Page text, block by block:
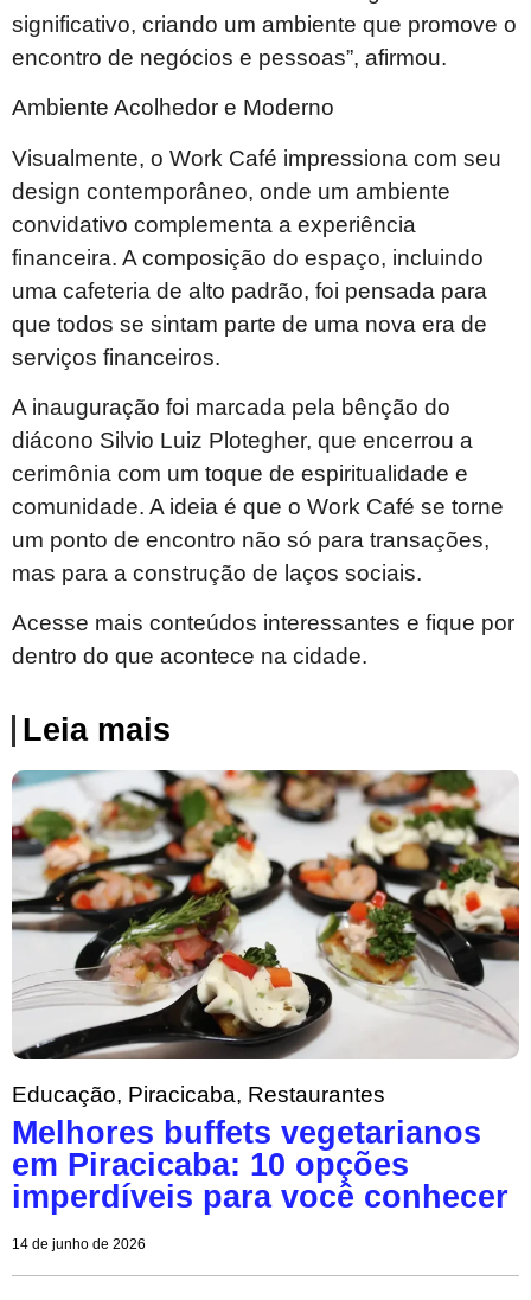
significativo, criando um ambiente que promove o
encontro de negócios e pessoas”, afirmou.
Ambiente Acolhedor e Moderno
Visualmente, o Work Café impressiona com seu
design contemporâneo, onde um ambiente
convidativo complementa a experiência
financeira. A composição do espaço, incluindo
uma cafeteria de alto padrão, foi pensada para
que todos se sintam parte de uma nova era de
serviços financeiros.
A inauguração foi marcada pela bênção do
diácono Silvio Luiz Plotegher, que encerrou a
cerimônia com um toque de espiritualidade e
comunidade. A ideia é que o Work Café se torne
um ponto de encontro não só para transações,
mas para a construção de laços sociais.
Acesse mais conteúdos interessantes e fique por
dentro do que acontece na cidade.
Leia mais
Educação, Piracicaba, Restaurantes
Melhores buffets vegetarianos
em Piracicaba: 10 opções
imperdíveis para você conhecer
14 de junho de 2026